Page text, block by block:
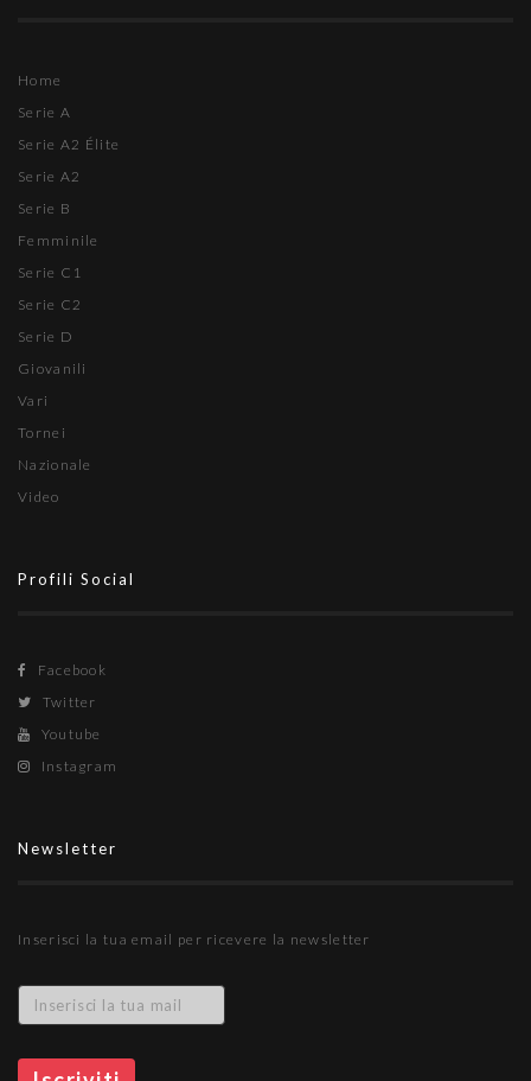
Home
Serie A
Serie A2 Élite
Serie A2
Serie B
Femminile
Serie C1
Serie C2
Serie D
Giovanili
Vari
Tornei
Nazionale
Video
Profili Social
Facebook
Twitter
Youtube
Instagram
Newsletter
Inserisci la tua email per ricevere la newsletter